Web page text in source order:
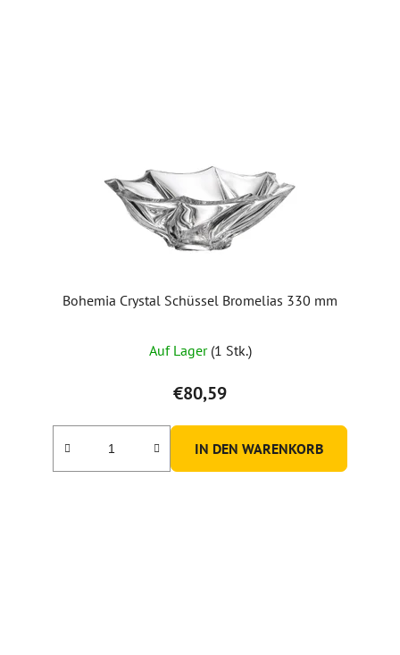
Bohemia Crystal Schüssel Bromelias 330 mm
Auf Lager (1 Stk.)
€80,59
IN DEN WARENKORB